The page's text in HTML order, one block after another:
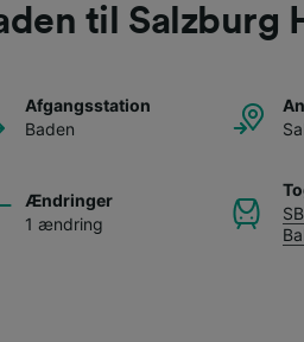
til Salzburg
Afgangsstation
Baden
Ændringer
1 ændring